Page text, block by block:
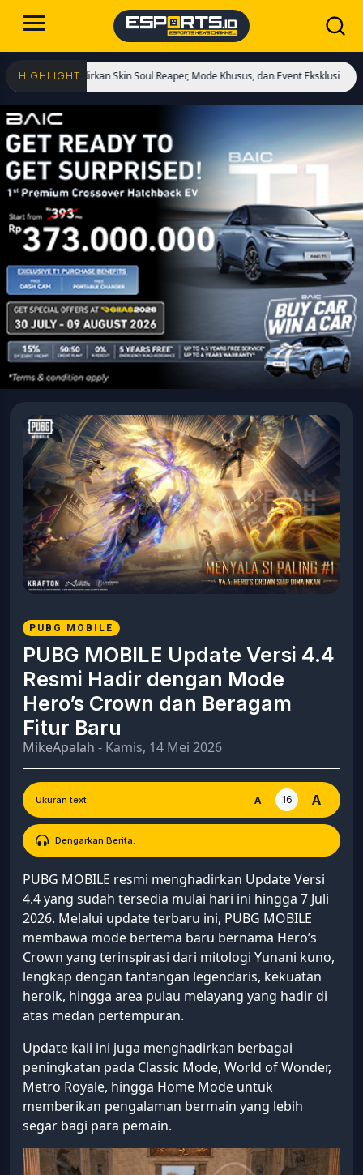
HIGHLIGHT
Skin Soul Reaper, Mode Khusus, dan Event Eksklusif! Cristiano
PUBG MOBILE
PUBG MOBILE Update Versi 4.4
Resmi Hadir dengan Mode
Hero’s Crown dan Beragam
Fitur Baru
MikeApalah - Kamis, 14 Mei 2026
Ukuran text: A 16 A
Dengarkan Berita:
PUBG MOBILE resmi menghadirkan Update Versi
4.4 yang sudah tersedia mulai hari ini hingga 7 Juli
2026. Melalui update terbaru ini, PUBG MOBILE
membawa mode bertema baru bernama Hero’s
Crown yang terinspirasi dari mitologi Yunani kuno,
lengkap dengan tantangan legendaris, kekuatan
heroik, hingga area pulau melayang yang hadir di
atas medan pertempuran.
Update kali ini juga menghadirkan berbagai
peningkatan pada Classic Mode, World of Wonder,
Metro Royale, hingga Home Mode untuk
memberikan pengalaman bermain yang lebih
segar bagi para pemain.